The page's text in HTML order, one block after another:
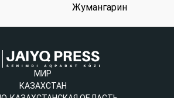
Жумангарин
МИР
КАЗАХСТАН